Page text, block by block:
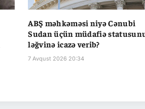
ABŞ məhkəməsi niyə Cənubi
Sudan üçün müdafiə
ləğvinə icazə verib?
7 Avqust 2026 20:34